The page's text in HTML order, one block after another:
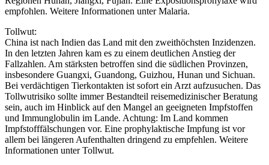
empfohlen. Weitere Informationen unter Malaria.
Tollwut:
China ist nach Indien das Land mit den zweithöchsten Inzidenzen.
In den letzten Jahren kam es zu einem deutlichen Anstieg der
Fallzahlen. Am stärksten betroffen sind die südlichen Provinzen,
insbesondere Guangxi, Guandong, Guizhou, Hunan und Sichuan.
Bei verdächtigen Tierkontakten ist sofort ein Arzt aufzusuchen. Das
Tollwutrisiko sollte immer Bestandteil reisemedizinischer Beratung
sein, auch im Hinblick auf den Mangel an geeigneten Impfstoffen
und Immunglobulin im Lande. Achtung: Im Land kommen
Impfstofffälschungen vor. Eine prophylaktische Impfung ist vor
allem bei längeren Aufenthalten dringend zu empfehlen. Weitere
Informationen unter Tollwut.